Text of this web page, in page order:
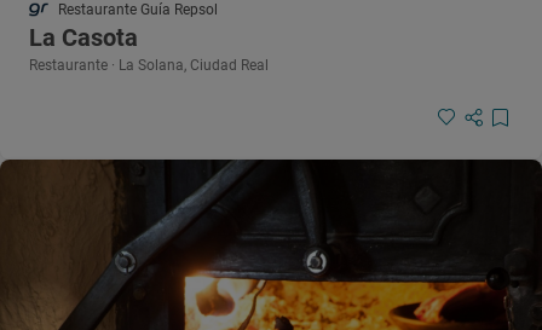
Restaurante Guía Repsol
La Casota
Restaurante · La Solana, Ciudad Real